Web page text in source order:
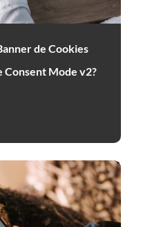
de Cookies
Consent Mode v2?